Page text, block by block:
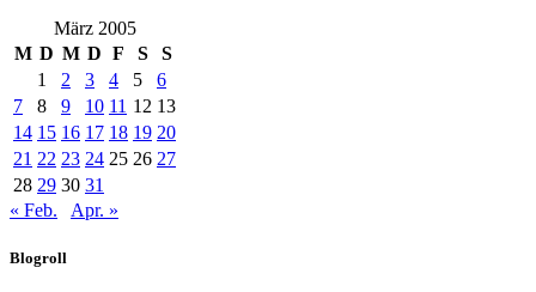
März 2005
M D M D F S
S
1
2 3 4 5
6
7
8 9 10 11 12 13
14 15 16 17 18 19 20
21 22 23 24 25 26 27
28 29 30 31
« Feb.
Apr. »
Blogroll